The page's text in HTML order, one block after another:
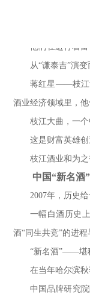
他们在进行着
从“谦泰吉”演变
蒋红星——枝
酒业经济领域里，
枝江大曲，一
这是财富英雄
枝江酒业和为
中国“新名酒”
2007年，历史
一幅白酒历史
酒“ 同生共竞”的进程
“新名酒”——堪
在当年哈尔滨
中国品牌研究